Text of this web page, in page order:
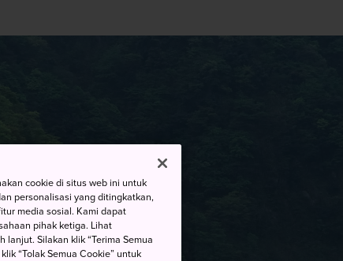
cookie di situs web ini untuk
personalisasi yang ditingkatkan,
media sosial. Kami dapat
pihak ketiga. Lihat
lanjut. Silakan klik “Terima Semua
“Tolak Semua Cookie” untuk